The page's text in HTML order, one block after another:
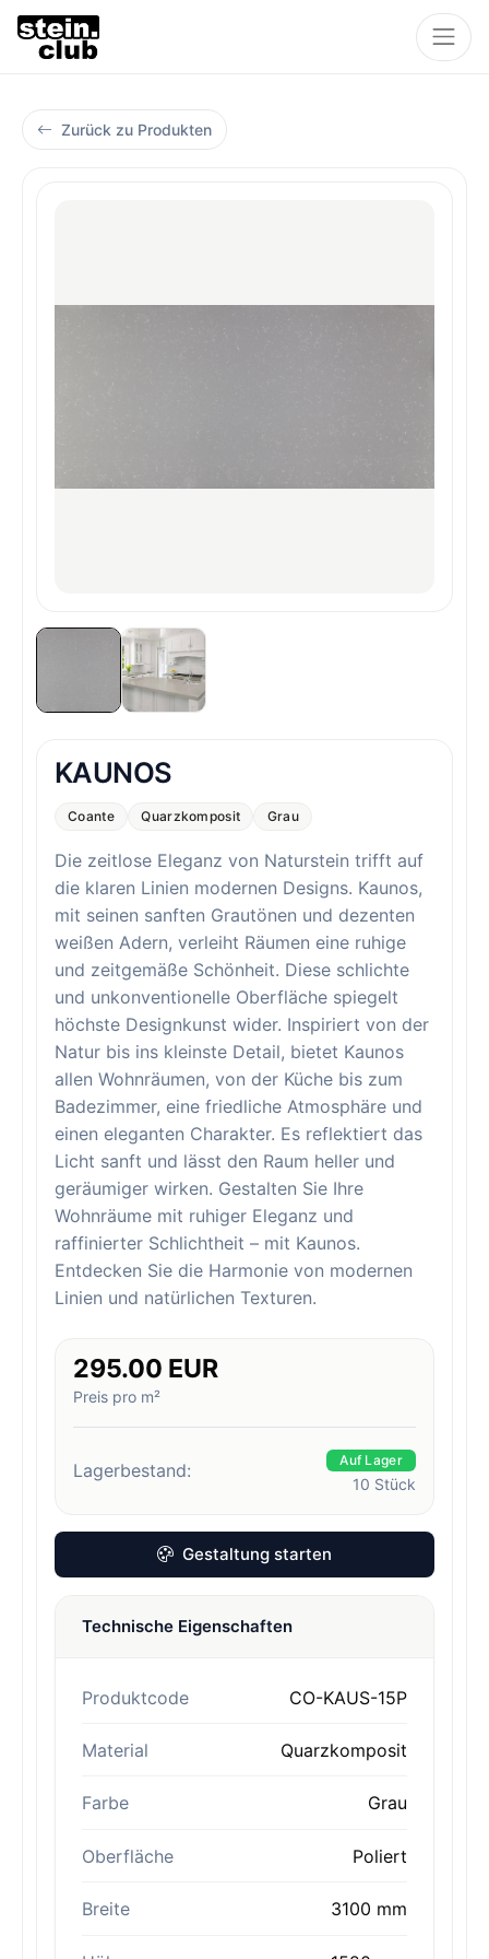
Zurück zu Produkten
KAUNOS
Coante Quarzkomposit Grau
Die zeitlose Eleganz von Naturstein trifft auf
die klaren Linien modernen Designs. Kaunos,
mit seinen sanften Grautönen und dezenten
weißen Adern, verleiht Räumen eine ruhige
und zeitgemäße Schönheit. Diese schlichte
und unkonventionelle Oberfläche spiegelt
höchste Designkunst wider. Inspiriert von der
Natur bis ins kleinste Detail, bietet Kaunos
allen Wohnräumen, von der Küche bis zum
Badezimmer, eine friedliche Atmosphäre und
einen eleganten Charakter. Es reflektiert das
Licht sanft und lässt den Raum heller und
geräumiger wirken. Gestalten Sie Ihre
Wohnräume mit ruhiger Eleganz und
raffinierter Schlichtheit – mit Kaunos.
Entdecken Sie die Harmonie von modernen
Linien und natürlichen Texturen.
295.00 EUR
Preis pro m²
Lagerbestand: Auf Lager
10 Stück
Gestaltung starten
Technische Eigenschaften
Produktcode CO-KAUS-15P
Material Quarzkomposit
Farbe Grau
Oberfläche Poliert
Breite 3100 mm